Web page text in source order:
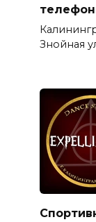
Знойная